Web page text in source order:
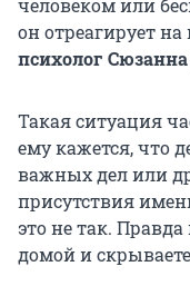
человеком или
он отреагирует
психолог
Такая ситуация
ему кажется, что
важных дел или
присутствия
это не так.
домой и